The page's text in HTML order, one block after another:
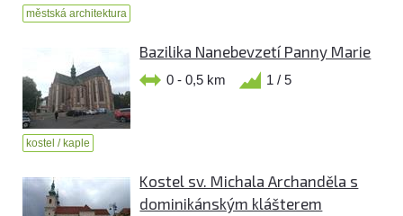
městská architektura
Bazilika Nanebevzetí Panny Marie
0 - 0,5 km 1 / 5
kostel / kaple
Kostel sv. Michala Archanděla s
dominikánským klášterem